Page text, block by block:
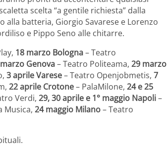
scelta “a gentile richiesta” dalla
alla batteria, Giorgio Savarese e Lorenzo
e Pippo Seno alle chitarre.
18 marzo Bologna– Teatro
Genova– Teatro Politeama, 29 marzo
3 aprile Varese– Teatro Openjobmetis, 7
22 aprile Crotone– PalaMilone, 24 e 25
Verdi, 29, 30 aprile e 1° maggio Napoli–
Musica, 24 maggio Milano– Teatro